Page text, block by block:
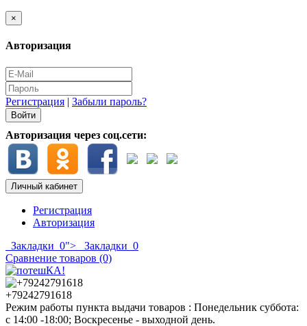
×
Авторизация
Регистрация | Забыли пароль?
Авторизация через соц.сети:
Личный кабинет
Регистрация
Авторизация
Закладки 0"> Закладки 0
Сравнение товаров (0)
+79242791618
Режим работы пункта выдачи товаров : Понедельник суббота:
с 14:00 -18:00; Воскресенье - выходной день.